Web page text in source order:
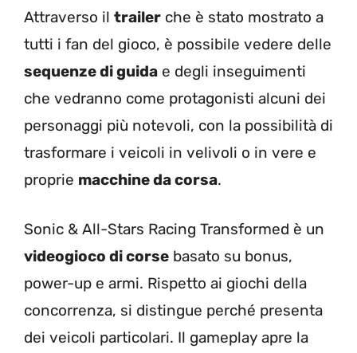
Attraverso il trailer che è stato mostrato a
tutti i fan del gioco, è possibile vedere delle
sequenze di guida e degli inseguimenti
che vedranno come protagonisti alcuni dei
personaggi più notevoli, con la possibilità di
trasformare i veicoli in velivoli o in vere e
proprie macchine da corsa.
Sonic & All-Stars Racing Transformed è un
videogioco di corse basato su bonus,
power-up e armi. Rispetto ai giochi della
concorrenza, si distingue perché presenta
dei veicoli particolari. Il gameplay apre la